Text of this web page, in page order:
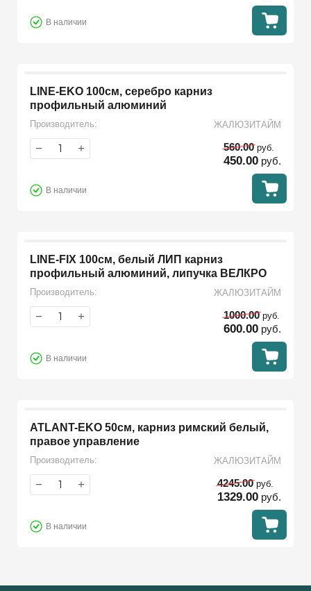
В наличии
LINE-EKO 100см, серебро карниз
профильный алюминий
Производитель: ЖАЛЮЗИТАЙМ
− + 560.00руб.
450.00 руб.
В наличии
LINE-FIX 100см, белый ЛИП карниз
профильный алюминий, липучка ВЕЛКРО
Производитель: ЖАЛЮЗИТАЙМ
− + 1000.00руб.
600.00 руб.
В наличии
ATLANT-EKO 50см, карниз римский белый,
правое управление
Производитель: ЖАЛЮЗИТАЙМ
− + 4245.00руб.
1329.00 руб.
В наличии